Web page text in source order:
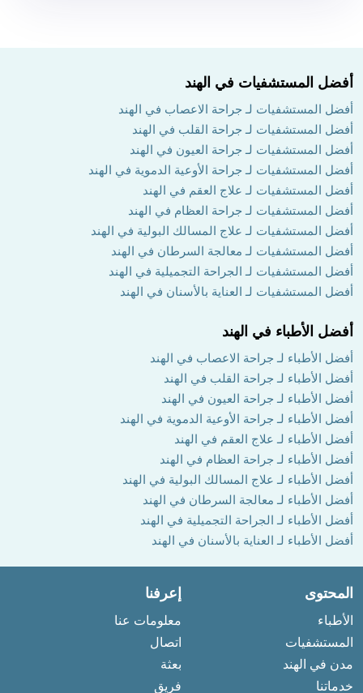
أفضل المستشفيات في الهند
أفضل المستشفيات لـ جراحة الاعصاب في الهند
أفضل المستشفيات لـ جراحة القلب في الهند
أفضل المستشفيات لـ جراحة العيون في الهند
أفضل المستشفيات لـ جراحة الأوعية الدموية في الهند
أفضل المستشفيات لـ علاج العقم في الهند
أفضل المستشفيات لـ جراحة العظام في الهند
أفضل المستشفيات لـ علاج المسالك البولية في الهند
أفضل المستشفيات لـ معالجة السرطان في الهند
أفضل المستشفيات لـ الجراحة التجميلية في الهند
أفضل المستشفيات لـ العناية بالأسنان في الهند
أفضل الأطباء في الهند
أفضل الأطباء لـ جراحة الاعصاب في الهند
أفضل الأطباء لـ جراحة القلب في الهند
أفضل الأطباء لـ جراحة العيون في الهند
أفضل الأطباء لـ جراحة الأوعية الدموية في الهند
أفضل الأطباء لـ علاج العقم في الهند
أفضل الأطباء لـ جراحة العظام في الهند
أفضل الأطباء لـ علاج المسالك البولية في الهند
أفضل الأطباء لـ معالجة السرطان في الهند
أفضل الأطباء لـ الجراحة التجميلية في الهند
أفضل الأطباء لـ العناية بالأسنان في الهند
المحتوى
الأطباء
المستشفيات
مدن في الهند
خدماتنا
إعرفنا
معلومات عنا
اتصال
بعثة
فريق